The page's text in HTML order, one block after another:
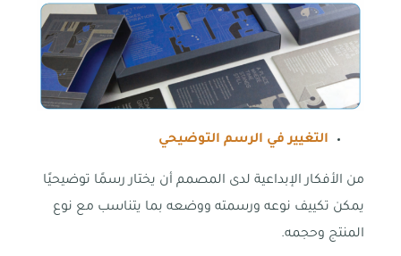
التغيير في الرسم التوضيحي
من الأفكار الإبداعية لدى المصمم أن يختار رسمًا توضيحيًا
يمكن تكييف نوعه ورسمته ووضعه بما يتناسب مع نوع
المنتج وحجمه.